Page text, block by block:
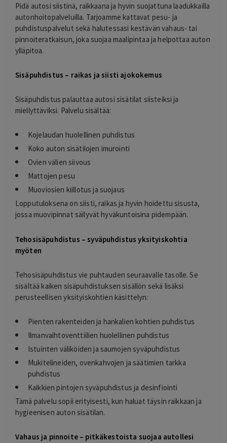
Pidä autosi siistinä, raikkaana ja hyvin suojattuna laadukkailla
autonhoitopalveluilla. Tarjoamme kattavat pesu- ja
puhdistuspalvelut sekä halutessasi kestävän vahaus- tai
pinnoiteratkaisun, joka suojaa maalipintaa ja helpottaa auton
ylläpitoa.
Sisäpuhdistus – raikas ja siisti ajokokemus
Sisäpuhdistus palauttaa autosi sisätilat siisteiksi ja
miellyttäviksi. Palvelu sisältää:
Kojelaudan huolellinen puhdistus
Koko auton sisätilojen imurointi
Ovien välien siivous
Mattojen pesu
Muoviosien kiillotus ja suojaus
Lopputuloksena on siisti, raikas ja hyvin hoidettu sisusta,
jossa muovipinnat säilyvät hyväkuntoisina pidempään.
Tehosisäpuhdistus – syväpuhdistus yksityiskohtia
myöten
Tehosisäpuhdistus vie puhtauden seuraavalle tasolle. Se
sisältää kaiken sisäpuhdistuksen sisällön sekä lisäksi
perusteellisen yksityiskohtien käsittelyn:
Pienten rakenteiden ja hankalien kohtien puhdistus
Ilmanvaihtoventtiilien huolellinen puhdistus
Istuinten väliköiden ja saumojen syväpuhdistus
Mukitelineiden, ovenkahvojen ja säätimien tarkka
puhdistus
Kaikkien pintojen syväpuhdistus ja desinfiointi
Tämä palvelu sopii erityisesti, kun haluat täysin raikkaan ja
hygieenisen auton sisätilan.
Vahaus ja pinnoite – pitkäkestoista suojaa autollesi